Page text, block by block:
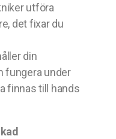
utföra
det fixar du
din
fungera under
finnas till hands